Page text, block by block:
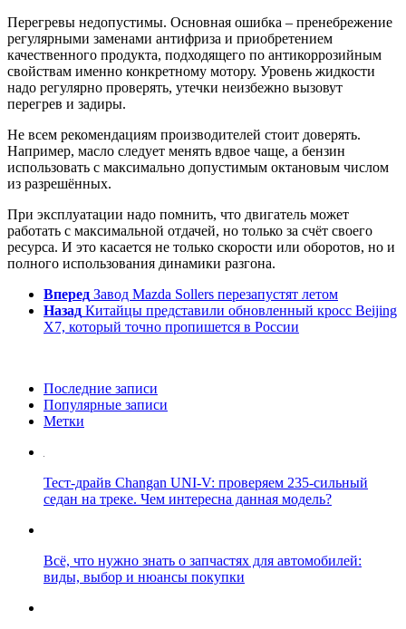
Перегревы недопустимы. Основная ошибка – пренебрежение
регулярными заменами антифриза и приобретением
качественного продукта, подходящего по антикоррозийным
свойствам именно конкретному мотору. Уровень жидкости
надо регулярно проверять, утечки неизбежно вызовут
перегрев и задиры.
Не всем рекомендациям производителей стоит доверять.
Например, масло следует менять вдвое чаще, а бензин
использовать с максимально допустимым октановым числом
из разрешённых.
При эксплуатации надо помнить, что двигатель может
работать с максимальной отдачей, но только за счёт своего
ресурса. И это касается не только скорости или оборотов, но и
полного использования динамики разгона.
Вперед Завод Mazda Sollers перезапустят летом
Назад Китайцы представили обновленный кросс Beijing
X7, который точно пропишется в России
Последние записи
Популярные записи
Метки
Тест-драйв Changan UNI-V: проверяем 235-сильный
седан на треке. Чем интересна данная модель?
Всё, что нужно знать о запчастях для автомобилей:
виды, выбор и нюансы покупки